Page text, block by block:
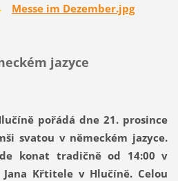
Messe im Dezember.jpg
jazyce
pořádá dne 21. prosince
svatou v německém jazyce.
konat tradičně od 14:00 v
Křtitele v Hlučíně. Celou